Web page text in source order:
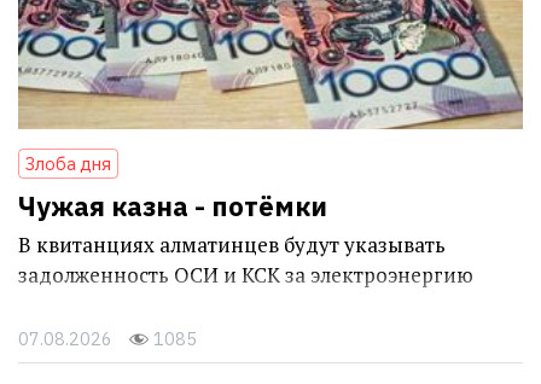
Злоба дня
Чужая казна - потёмки
В квитанциях алматинцев будут указывать
задолженность ОСИ и КСК за электроэнергию
07.08.2026 1085